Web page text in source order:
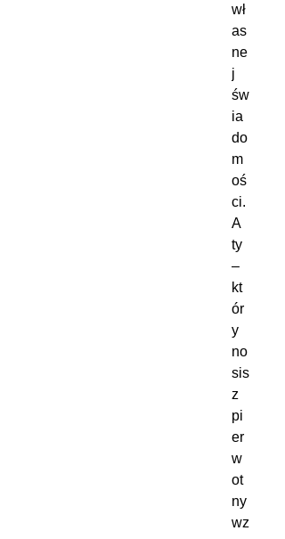
wł
as
ne
j
św
ia
do
m
oś
ci.
A
ty
–
kt
ór
y
no
sis
z
pi
er
w
ot
ny
wz